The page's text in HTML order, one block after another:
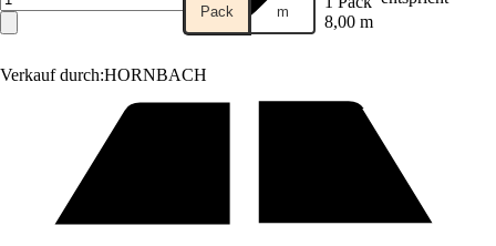
Verkauf durch:HORNBACH
Pack m
8,00 m